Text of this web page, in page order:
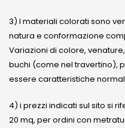
3) I materiali colorati sono
natura e conformazione
Variazioni di colore,
buchi (come nel travertino),
essere caratteristiche
4) i prezzi indicati sul sito si
20 mq, per ordini con